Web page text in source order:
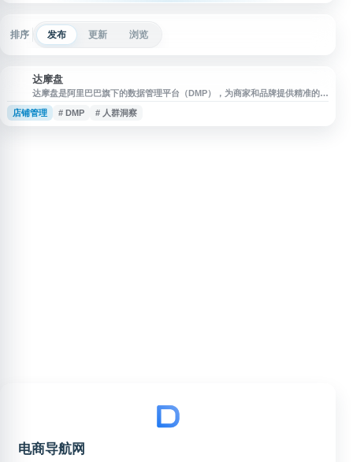
排序 发布 更新 浏览
达摩盘
达摩盘是阿里巴巴旗下的数据管理平台（DMP），为商家和品牌提供精准的消
费者人群洞察与营销服务。平台整合淘宝、天猫等阿里生态内的海量数据资
源，通过数据分析和人群画像技术，帮助商家识别目标客户、优化广告投放和
店铺管理 # DMP # 人群洞察
电商导航网